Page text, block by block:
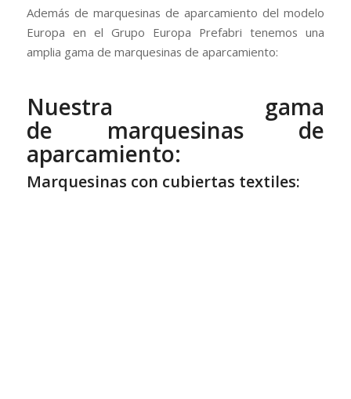
Además de marquesinas de aparcamiento del modelo
Europa en el Grupo Europa Prefabri tenemos una
amplia gama de marquesinas de aparcamiento:
Nuestra gama
de marquesinas de
aparcamiento:
Marquesinas con cubiertas textiles: